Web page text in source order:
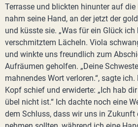
Terrasse und blickten hinunter auf die
nahm seine Hand, an der jetzt der
und küsste sie. „Was für ein Glück ich
verschmitztem Lächeln. Viola
und winkte uns freundlich zum
Aufräumen geholfen. „Deine
mahnendes Wort verloren.“, sagte
Kopf schief und erwiderte: „Ich hab
übel nicht ist.“ Ich dachte noch eine
dem Schluss, dass wir uns in Zukunft